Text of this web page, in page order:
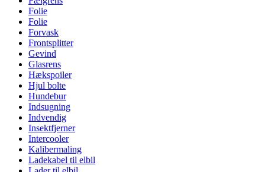
Folie
Folie
Forvask
Frontsplitter
Gevind
Glasrens
Hækspoiler
Hjul bolte
Hundebur
Indsugning
Indvendig
Insektfjerner
Intercooler
Kalibermaling
Ladekabel til elbil